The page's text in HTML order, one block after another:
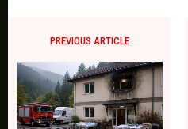
PREVIOUS ARTICLE